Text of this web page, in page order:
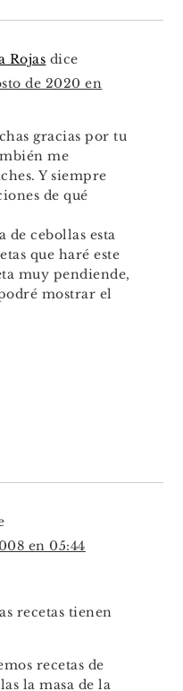
Rojas dice
de 2020 en
gracias por tu
me
Y siempre
de qué
de cebollas esta
que haré este
muy pendiende,
mostrar el
en 05:44
recetas tienen
recetas de
la masa de la